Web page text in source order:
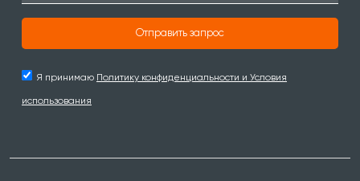
Отправить запрос
Я принимаю Политику конфиденциальности и Условия
использования